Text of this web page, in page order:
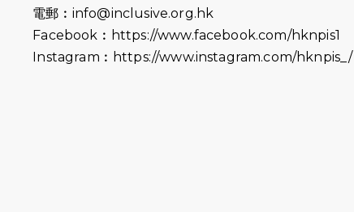
電郵︰ info@inclusive.org.hk
Facebook︰ https://www.facebook.com/hknpis1
Instagram︰ https://www.instagram.com/hknpis_/